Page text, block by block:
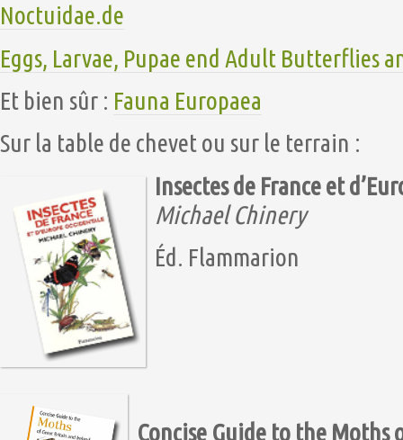
Noctuidae.de
Eggs, Larvae, Pupae end Adult Butterflies
Et bien sûr : Fauna Europaea
Sur la table de chevet ou sur le terrain :
Insectes de France et
Michael Chinery
Éd. Flammarion
Concise Guide to the